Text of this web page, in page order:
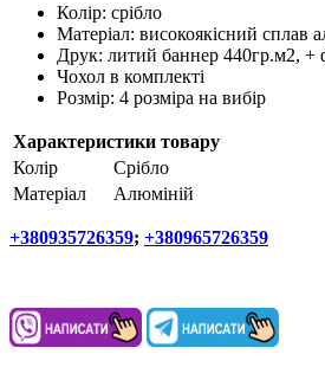
Колір: срібло
Матеріал: високоякісний сплав
Друк: литий баннер 440гр.м2, +
Чохол в комплекті
Розмір: 4 розміра на вибір
Характеристики товару
Колір
Срібло
Матеріал
Алюміній
+380935726359; +380965726359